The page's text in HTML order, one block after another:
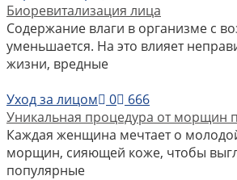
Биоревитализация лица
Содержание влаги в организме с
уменьшается. На это влияет
жизни, вредные
Уход за лицом
0
666
Уникальная процедура от морщин
Каждая женщина мечтает о
морщин, сияющей коже, чтобы
популярные